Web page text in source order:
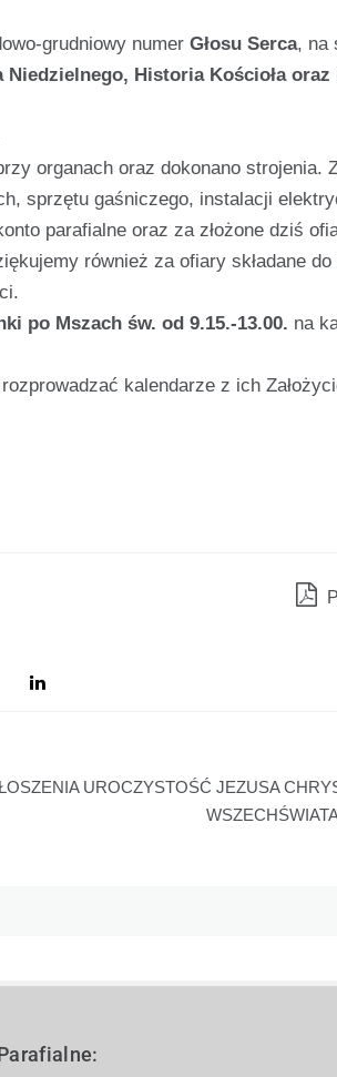
grudniowy numerGłosu Serca, na
Niedzielnego, Historia Kościoła oraz
organach oraz dokonano strojenia.
sprzętu gaśniczego, instalacji
parafialne oraz za złożone dziś
również za ofiary składane
po Mszach św. od 9.15.-13.00. na
kalendarze z ich
UROCZYSTOŚĆ JEZUSA